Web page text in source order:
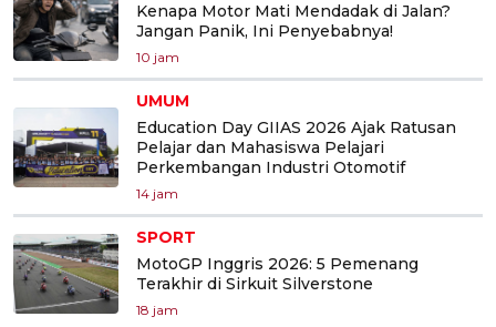
Kenapa Motor Mati Mendadak di Jalan?
Jangan Panik, Ini Penyebabnya!
10 jam
UMUM
Education Day GIIAS 2026 Ajak Ratusan
Pelajar dan Mahasiswa Pelajari
Perkembangan Industri Otomotif
14 jam
SPORT
MotoGP Inggris 2026: 5 Pemenang
Terakhir di Sirkuit Silverstone
18 jam